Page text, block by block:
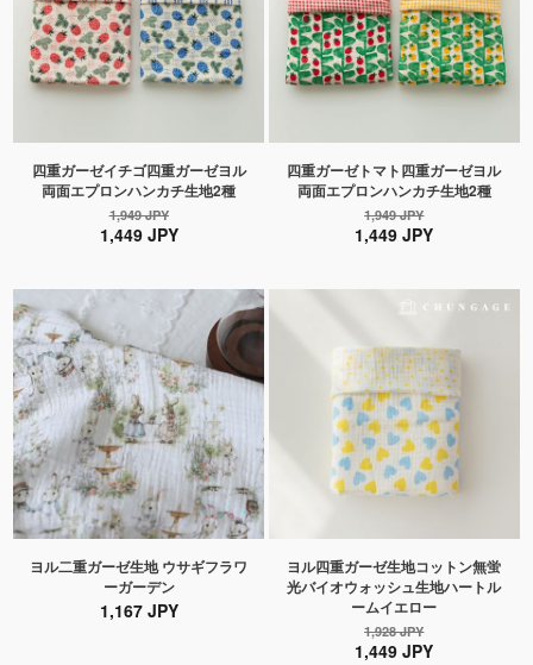
四重ガーゼイチゴ四重ガーゼヨル
両面エプロンハンカチ生地2種
1,949 JPY
1,449 JPY
四重ガーゼトマト四重ガーゼヨル
両面エプロンハンカチ生地2種
1,949 JPY
1,449 JPY
ヨル二重ガーゼ生地 ウサギフラワ
ーガーデン
1,167 JPY
ヨル四重ガーゼ生地コットン無蛍
光バイオウォッシュ生地ハートル
ームイエロー
1,928 JPY
1,449 JPY